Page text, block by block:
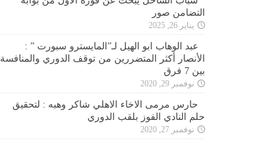
التضامن صور
يناير 26, 2025
عبد الوهاب ابو الهيل لـ”المايسترو سبورت ” :
الأنصار أكثر المتضررين من توقف الدوري والمنافسة
بين 7 فرق
نوفمبر 29, 2020
حارس مرمى الاخاء الاهلي شاكر وهبه : لتحقيق
حلم النادي الفوز بلقب الدوري
نوفمبر 27, 2020